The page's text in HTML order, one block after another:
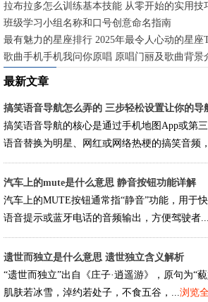
拉布拉多怎么训练基本技能 从零开始的实用技巧
班级学习小组名称和口号创意命名指南
最有魅力的星座排行 2025年最令人心动的星座
歌曲手机手机我问你原唱 原唱门丽及歌曲背景
最新文章
搞笑语音导航怎么弄的 三步轻松设置让你的导
搞笑语音导航的核心是通过手机地图App或第
语音替换为明星、网红或网络热梗的搞笑音频
汽车上的mute是什么意思 静音按钮功能详解
汽车上的MUTE按钮通常指“静音”功能，用于
语音提示或蓝牙电话的音频输出，方便驾驶者...
遗世而独立是什么意思 遗世独立含义解析
“遗世而独立”出自《庄子·逍遥游》，原句为“
肌肤若冰雪，淖约若处子，不食五谷，...浏览